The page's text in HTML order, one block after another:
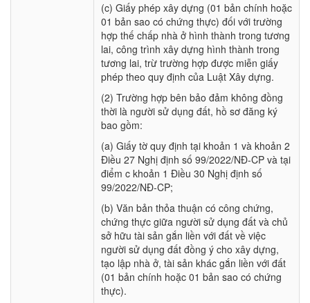
(c) Giấy phép xây dựng (01 bản chính hoặc
01 bản sao có chứng thực) đối với trường
hợp thế chấp nhà ở hình thành trong tương
lai, công trình xây dựng hình thành trong
tương lai, trừ trường hợp được miễn giấy
phép theo quy định của Luật Xây dựng.
(2) Trường hợp bên bảo đảm không đồng
thời là người sử dụng đất, hồ sơ đăng ký
bao gồm:
(a) Giấy tờ quy định tại khoản 1 và khoản 2
Điều 27 Nghị định số 99/2022/NĐ-CP và tại
điểm c khoản 1 Điều 30 Nghị định số
99/2022/NĐ-CP;
(b) Văn bản thỏa thuận có công chứng,
chứng thực giữa người sử dụng đất và chủ
sở hữu tài sản gắn liền với đất về việc
người sử dụng đất đồng ý cho xây dựng,
tạo lập nhà ở, tài sản khác gắn liền với đất
(01 bản chính hoặc 01 bản sao có chứng
thực).